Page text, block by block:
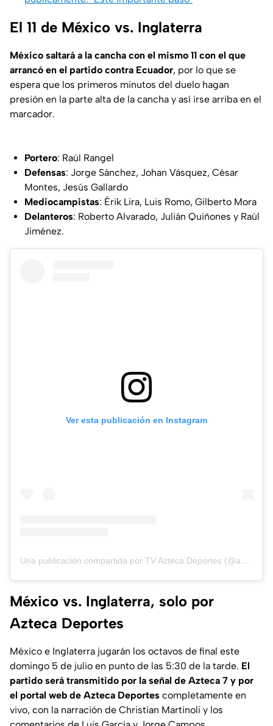
El 11 de México vs. Inglaterra
México saltará a la cancha con el mismo 11 con el que
arrancó en el partido contra Ecuador, por lo que se
espera que los primeros minutos del duelo hagan
presión en la parte alta de la cancha y así irse arriba en el
marcador.
Portero: Raúl Rangel
Defensas: Jorge Sánchez, Johan Vásquez, César
Montes, Jesús Gallardo
Mediocampistas: Érik Lira, Luis Romo, Gilberto Mora
Delanteros: Roberto Alvarado, Julián Quiñones y Raúl
Jiménez.
Ver esta publicación en Instagram
México vs. Inglaterra, solo por
Azteca Deportes
México e Inglaterra jugarán los octavos de final este
domingo 5 de julio en punto de las 5:30 de la tarde. El
partido será transmitido por la señal de Azteca 7 y por
el portal web de Azteca Deportes completamente en
vivo, con la narración de Christian Martinoli y los